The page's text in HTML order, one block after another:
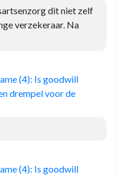
dit niet zelf
verzekeraar. Na
(4): Is goodwill
drempel voor de
(4): Is goodwill